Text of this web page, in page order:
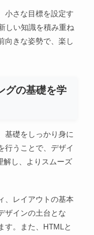
小さな目標を設定す
しい知識を積み重ね
向きな姿勢で、楽し
グの基礎を学
基礎をしっかり身に
行うことで、デザイ
解し、よりスムーズ
、レイアウトの基本
ザインの土台とな
す。また、HTMLと